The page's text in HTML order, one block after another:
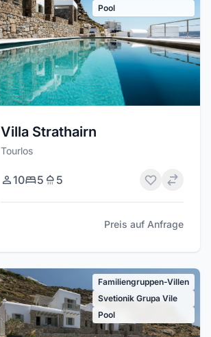
Pool
Villa Strathairn
Tourlos
10 5 5
Preis auf Anfrage
Familiengruppen-Villen
Svetionik Grupa Vile
Pool